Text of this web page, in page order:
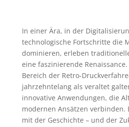
In einer Ära, in der
technologische Fortschritte die
dominieren, erleben
eine faszinierende
Bereich der Retro-
jahrzehntelang als veraltet
innovative Anwendungen, die
modernen Ansätzen verbinden.
mit der Geschichte – und der